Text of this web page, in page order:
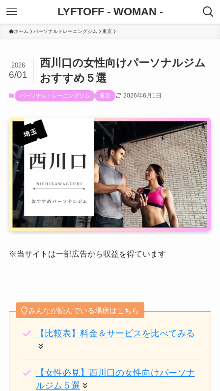
LYFTOFF - WOMAN -
ホーム パーソナルトレーニングジム 東京
西川口の女性向けパーソナルジム
おすすめ５選
2026
6/01
パーソナルトレーニングジム 東京 2026年6月1日
※当サイトは一部広告から収益を得ています
みんなが読んでいる場所はこちら
【比較表】料金＆サービスを比べてみる
【女性必見】西川口の女性向けパーソナ
ルジム５選